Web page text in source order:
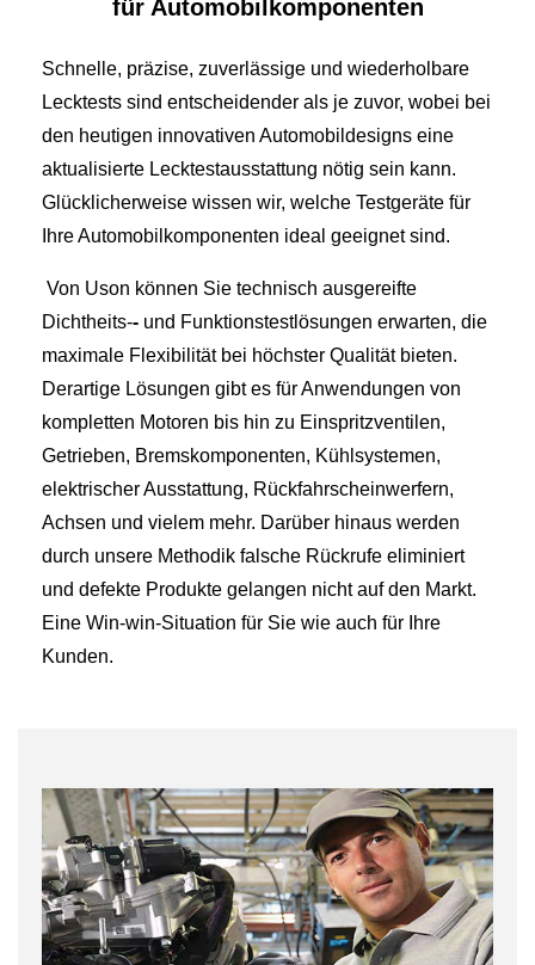
für Automobilkomponenten
Schnelle, präzise, zuverlässige und wiederholbare
Lecktests sind entscheidender als je zuvor, wobei bei
den heutigen innovativen Automobildesigns eine
aktualisierte Lecktestausstattung nötig sein kann.
Glücklicherweise wissen wir, welche Testgeräte für
Ihre Automobilkomponenten ideal geeignet sind.
Von Uson können Sie technisch ausgereifte
Dichtheits-- und Funktionstestlösungen erwarten, die
maximale Flexibilität bei höchster Qualität bieten.
Derartige Lösungen gibt es für Anwendungen von
kompletten Motoren bis hin zu Einspritzventilen,
Getrieben, Bremskomponenten, Kühlsystemen,
elektrischer Ausstattung, Rückfahrscheinwerfern,
Achsen und vielem mehr. Darüber hinaus werden
durch unsere Methodik falsche Rückrufe eliminiert
und defekte Produkte gelangen nicht auf den Markt.
Eine Win-win-Situation für Sie wie auch für Ihre
Kunden.